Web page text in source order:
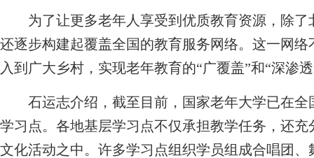
为了让更多老年人享受到优质教育资源，除了
还逐步构建起覆盖全国的教育服务网络。这一网
入到广大乡村，实现老年教育的“广覆盖”和“深渗
石运志介绍，截至目前，国家老年大学已在全
学习点。各地基层学习点不仅承担教学任务，还
文化活动之中。许多学习点组织学员组成合唱团